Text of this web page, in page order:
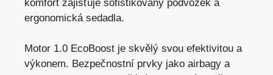
komfort zajišťuje sofistikovaný podvozek a
ergonomická sedadla.
Motor 1.0 EcoBoost je skvělý svou efektivitou a
výkonem. Bezpečnostní prvky jako airbagy a